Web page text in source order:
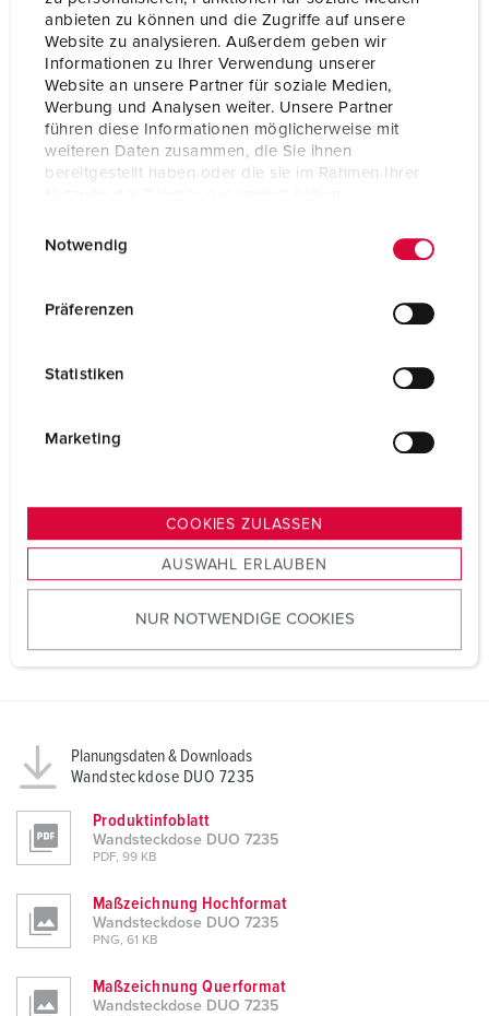
anbieten zu können und die Zugriffe auf unsere
Website zu analysieren. Außerdem geben wir
Informationen zu Ihrer Verwendung unserer
Website an unsere Partner für soziale Medien,
Werbung und Analysen weiter. Unsere Partner
führen diese Informationen möglicherweise mit
weiteren Daten zusammen, die Sie ihnen
bereitgestellt haben oder die sie im Rahmen Ihrer
s
u
w
Notwendig
Präferenzen
Statistiken
Marketing
COOKIES ZULASSEN
AUSWAHL ERLAUBEN
NUR NOTWENDIGE COOKIES
Planungsdaten & Downloads
Wandsteckdose DUO 7235
Produktinfoblatt
Wandsteckdose DUO 7235
PDF, 99 KB
Maßzeichnung Hochformat
Wandsteckdose DUO 7235
PNG, 61 KB
Maßzeichnung Querformat
Wandsteckdose DUO 7235